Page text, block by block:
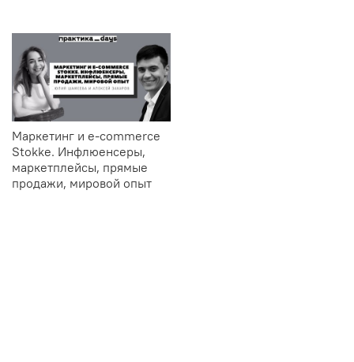
Маркетинг и e-commerce
Stokke. Инфлюенсеры,
маркетплейсы, прямые
продажи, мировой опыт